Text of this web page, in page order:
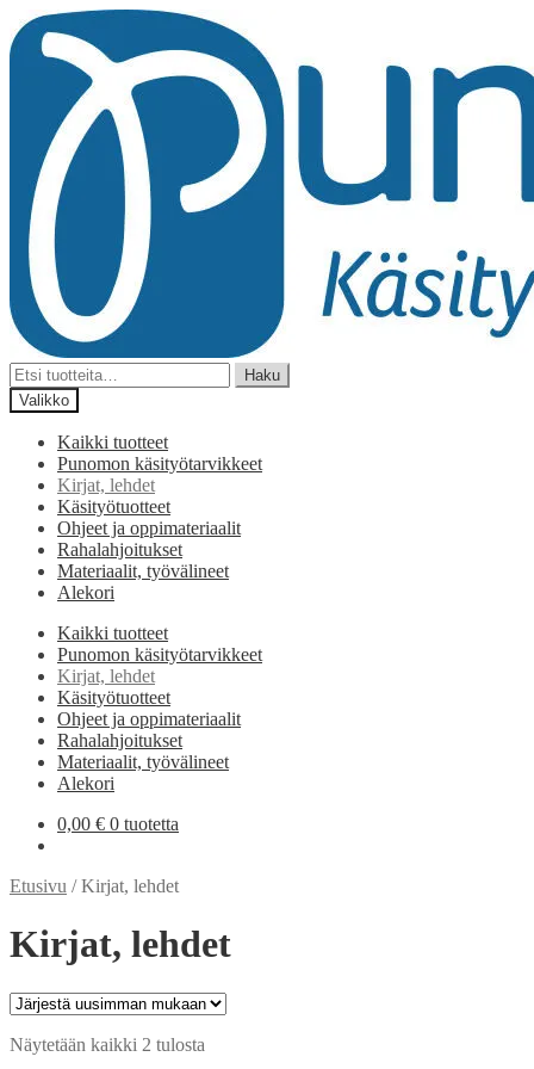
Siirry
navigointiin
Siirry
sisältöön
Etsi:
Haku
Valikko
Kaikki tuotteet
Punomon käsityötarvikkeet
Kirjat, lehdet
Käsityötuotteet
Ohjeet ja oppimateriaalit
Rahalahjoitukset
Materiaalit, työvälineet
Alekori
Kaikki tuotteet
Punomon käsityötarvikkeet
Kirjat, lehdet
Käsityötuotteet
Ohjeet ja oppimateriaalit
Rahalahjoitukset
Materiaalit, työvälineet
Alekori
0,00 € 0 tuotetta
Etusivu /Kirjat, lehdet
Kirjat, lehdet
Näytetään kaikki 2 tulosta